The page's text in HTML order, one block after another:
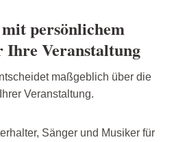
persönlichem
Veranstaltung
maßgeblich über die
Veranstaltung.
Sänger und Musiker für